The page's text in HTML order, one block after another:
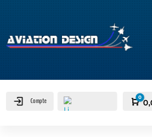
Compte 0